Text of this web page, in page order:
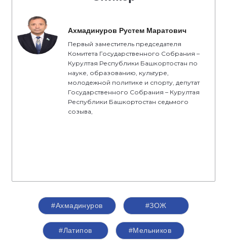
Ахмадинуров Рустем Маратович
Первый заместитель председателя
Комитета Государственного Собрания –
Курултая Республики Башкортостан по
науке, образованию, культуре,
молодежной политике и спорту, депутат
Государственного Собрания – Курултая
Республики Башкортостан седьмого
созыва,
#Ахмадинуров #ЗОЖ
#Латипов #Мельников